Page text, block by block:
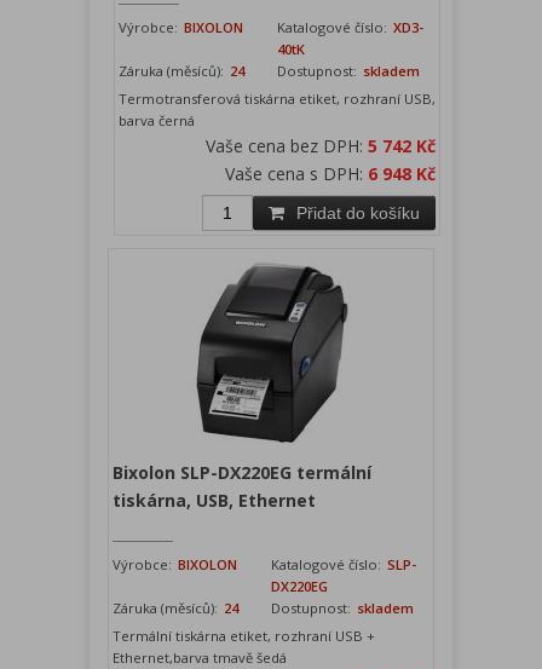
Výrobce: BIXOLON Katalogové číslo: XD3-
40tK
Záruka (měsíců): 24 Dostupnost: skladem
Termotransferová tiskárna etiket, rozhraní USB,
barva černá
Vaše cena bez DPH:5 742 Kč
Vaše cena s DPH: 6 948 Kč
Přidat do košíku
Bixolon SLP-DX220EG termální
tiskárna, USB, Ethernet
Výrobce: BIXOLON Katalogové číslo: SLP-
DX220EG
Záruka (měsíců): 24 Dostupnost: skladem
Termální tiskárna etiket, rozhraní USB +
Ethernet,barva tmavě šedá